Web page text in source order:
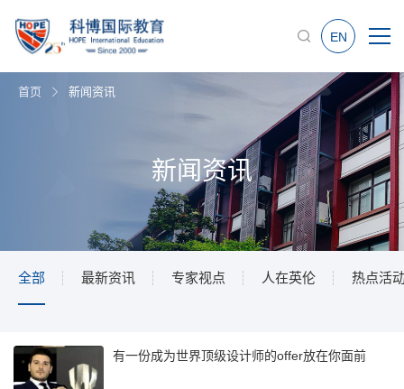
EN
首页 新闻资讯
新闻资讯
全部 最新资讯 专家视点 人在英伦 热点活
有一份成为世界顶级设计师的offer放在你面前